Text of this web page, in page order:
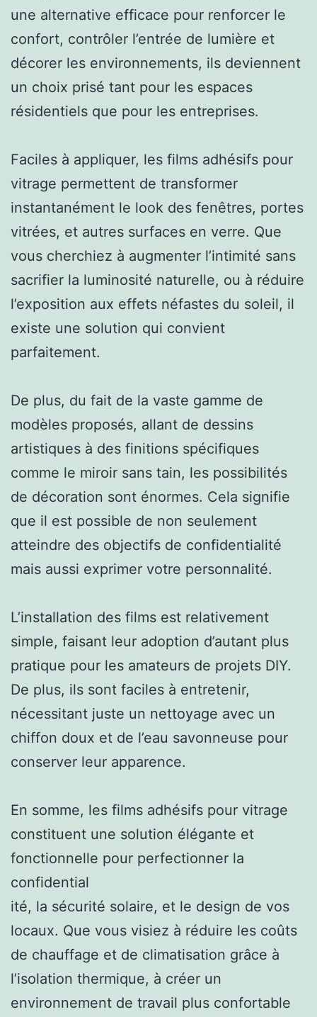
une alternative efficace pour renforcer le
confort, contrôler l’entrée de lumière et
décorer les environnements, ils deviennent
un choix prisé tant pour les espaces
résidentiels que pour les entreprises.
Faciles à appliquer, les films adhésifs pour
vitrage permettent de transformer
instantanément le look des fenêtres, portes
vitrées, et autres surfaces en verre. Que
vous cherchiez à augmenter l’intimité sans
sacrifier la luminosité naturelle, ou à réduire
l’exposition aux effets néfastes du soleil, il
existe une solution qui convient
parfaitement.
De plus, du fait de la vaste gamme de
modèles proposés, allant de dessins
artistiques à des finitions spécifiques
comme le miroir sans tain, les possibilités
de décoration sont énormes. Cela signifie
que il est possible de non seulement
atteindre des objectifs de confidentialité
mais aussi exprimer votre personnalité.
L’installation des films est relativement
simple, faisant leur adoption d’autant plus
pratique pour les amateurs de projets DIY.
De plus, ils sont faciles à entretenir,
nécessitant juste un nettoyage avec un
chiffon doux et de l’eau savonneuse pour
conserver leur apparence.
En somme, les films adhésifs pour vitrage
constituent une solution élégante et
fonctionnelle pour perfectionner la
confidential
ité, la sécurité solaire, et le design de vos
locaux. Que vous visiez à réduire les coûts
de chauffage et de climatisation grâce à
l’isolation thermique, à créer un
environnement de travail plus confortable